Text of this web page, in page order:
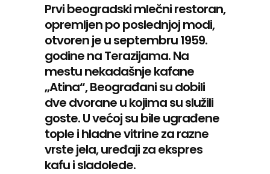
Prvi beogradski mlečni restoran,
opremljen po poslednjoj modi,
otvoren je u septembru 1959.
godine na Terazijama. Na
mestu nekadašnje kafane
„Atina“, Beograđani su dobili
dve dvorane u kojima su služili
goste. U većoj su bile ugrađene
tople i hladne vitrine za razne
vrste jela, uređaji za ekspres
kafu i sladolede.